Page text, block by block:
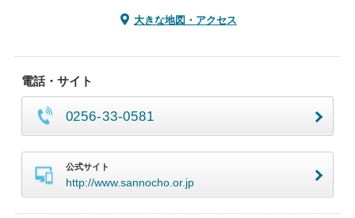
大きな地図・アクセス
電話・サイト
0256-33-0581
公式サイト
http://www.sannocho.or.jp